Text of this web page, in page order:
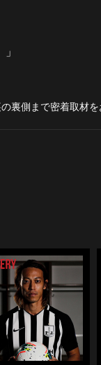
裏側まで密着取材を